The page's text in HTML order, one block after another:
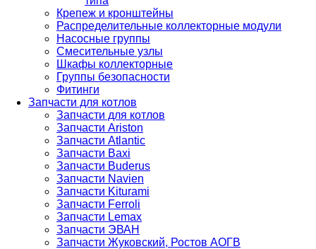
Крепеж и кронштейны
Распределительные коллекторные модули
Насосные группы
Смесительные узлы
Шкафы коллекторные
Группы безопасности
Фитинги
Запчасти для котлов
Запчасти для котлов
Запчасти Ariston
Запчасти Atlantic
Запчасти Baxi
Запчасти Buderus
Запчасти Navien
Запчасти Kiturami
Запчасти Ferroli
Запчасти Lemax
Запчасти ЭВАН
Запчасти Жуковский, Ростов АОГВ